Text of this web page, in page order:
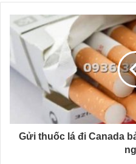
Gửi thuốc lá đi Canada